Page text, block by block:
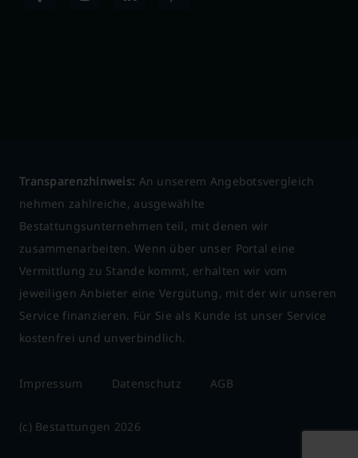
Transparenzhinweis: An unserem Angebotsvergleich
nehmen zahlreiche, ausgewählte
Bestattungsunternehmen teil, mit denen wir
zusammenarbeiten. Wenn über unser Portal eine
Vermittlung zu Stande kommt, erhalten wir vom
jeweiligen Anbieter eine Vergütung, mit der wir unseren
Service finanzieren. Für Sie als Kunde ist unser Service
kostenfrei und unverbindlich.
Impressum Datenschutz AGB
(c) Bestattungen 2026